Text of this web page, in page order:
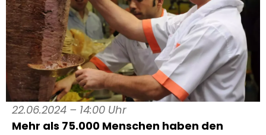
22.06.2024 – 14:00 Uhr
Mehr als 75.000 Menschen haben den